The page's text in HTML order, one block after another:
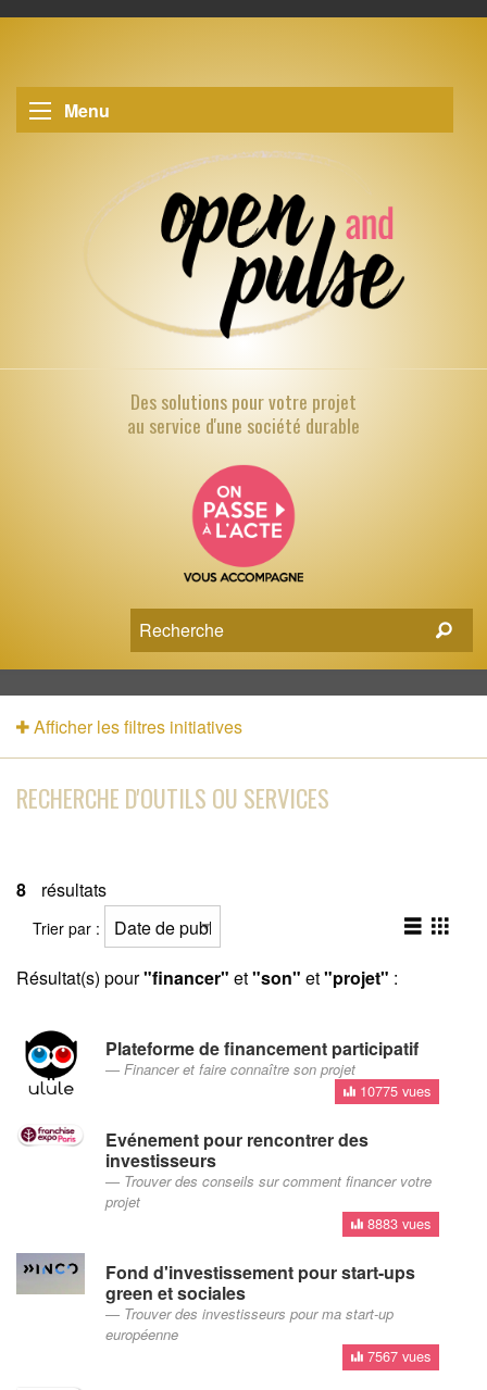
Menu
Des solutions pourvotre projet
au service d'une société durable
Afficher les filtres initiatives
RECHERCHE D'OUTILS OU SERVICES
8 résultats
Trier par :
Résultat(s) pour"financer" et"son" et"projet" :
Plateforme de financement participatif
Financer et faire connaître son projet
10775 vues
Evénement pour rencontrer des
investisseurs
Trouver des conseils sur comment financer votre
projet
8883 vues
Fond d'investissement pour start-ups
green et sociales
Trouver des investisseurs pour ma start-up
européenne
7567 vues